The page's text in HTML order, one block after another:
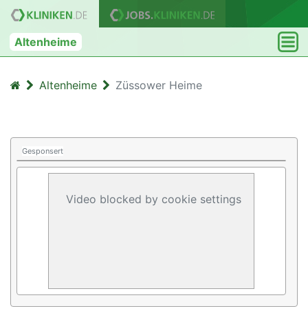
Altenheime
Altenheime Züssower Heime
Gesponsert
Video blocked by cookie settings